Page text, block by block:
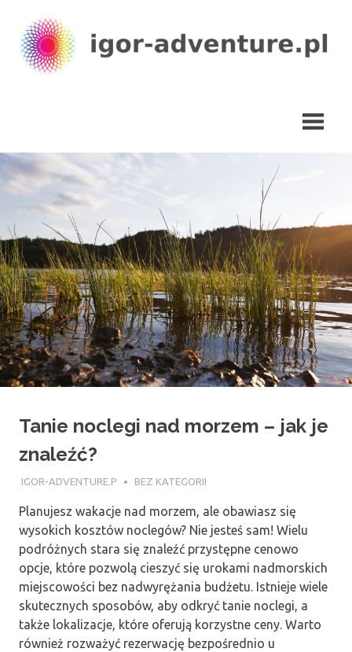
content
Tanie noclegi nad morzem – jak je
znaleźć?
7 LISTOPADA 2017
IGOR-ADVENTURE.P BEZ KATEGORII
Planujesz wakacje nad morzem, ale obawiasz się
wysokich kosztów noclegów? Nie jesteś sam! Wielu
podróżnych stara się znaleźć przystępne cenowo
opcje, które pozwolą cieszyć się urokami nadmorskich
miejscowości bez nadwyrężania budżetu. Istnieje wiele
skutecznych sposobów, aby odkryć tanie noclegi, a
także lokalizacje, które oferują korzystne ceny. Warto
również rozważyć rezerwację bezpośrednio u